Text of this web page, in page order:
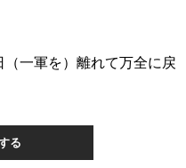
一軍を）離れて万全に戻
る